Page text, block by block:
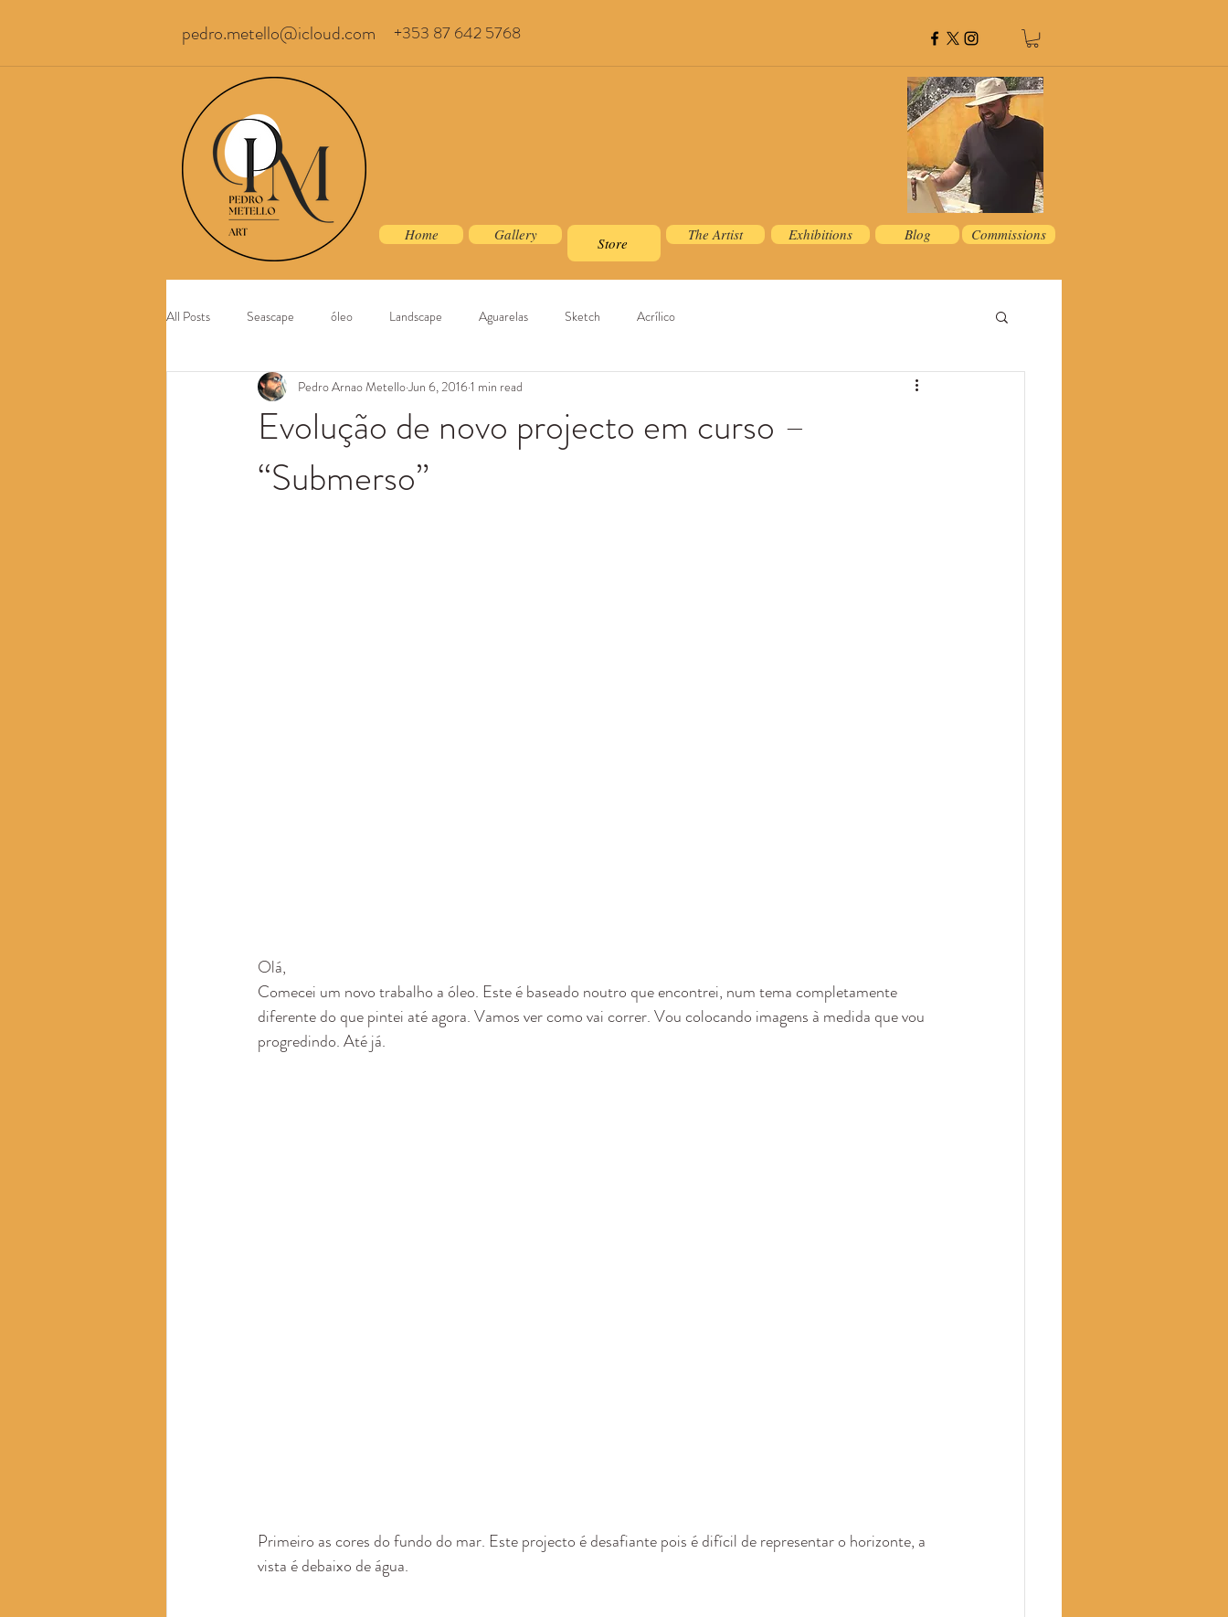
pedro.metello@icloud.com +353 87 642 5768
Home Gallery Store The Artist Exhibitions Blog Commissions
All Posts Seascape óleo Landscape Aguarelas Sketch Acrílico
Evolução de novo projecto em curso –
“Submerso”
Pedro Arnao MetelloJun 6, 20161 min read
Olá,
Comecei um novo trabalho a óleo. Este é baseado noutro que encontrei, num tema completamente
diferente do que pintei até agora. Vamos ver como vai correr. Vou colocando imagens à medida que vou
progredindo. Até já.
Primeiro as cores do fundo do mar. Este projecto é desafiante pois é difícil de representar o horizonte, a
vista é debaixo de água.